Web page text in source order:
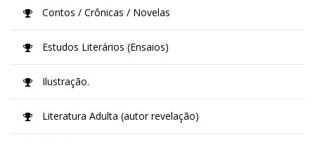
Contos / Crônicas / Novelas
Estudos Literários (Ensaios)
Ilustração.
Literatura Adulta (autor revelação)